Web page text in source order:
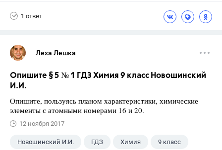
1 ответ
Леха Лешка
Опишите § 5 № 1 ГДЗ Химия 9 класс Новошинский
И.И.
Опишите, пользуясь планом характеристики, химические
элементы с атомными номерами 16 и 20.
12 ноября 2017
Новошинский И.И. ГДЗ Химия 9 класс